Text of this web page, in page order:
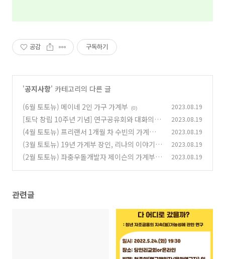
공감 구독하기
'공지사항' 카테고리의 다른 글
(6월 토토뉴) 메이네 2인 가구 가계부
(0) 2023.08.19
[토닥 창립 10주년 기념] 연구공유회와 대화의 시
간
(0)
2023.08.19
(4월 토토뉴) 프리랜서 1개월 차 수빈의 가계부
(0)
2023.08.19
(3월 토토뉴) 19년 가계부 장인, 리나의 이야기
(0)
2023.08.19
(2월 토토뉴) 좌충우돌개발자 제이슨의 가계부 2023.08.19
관련글